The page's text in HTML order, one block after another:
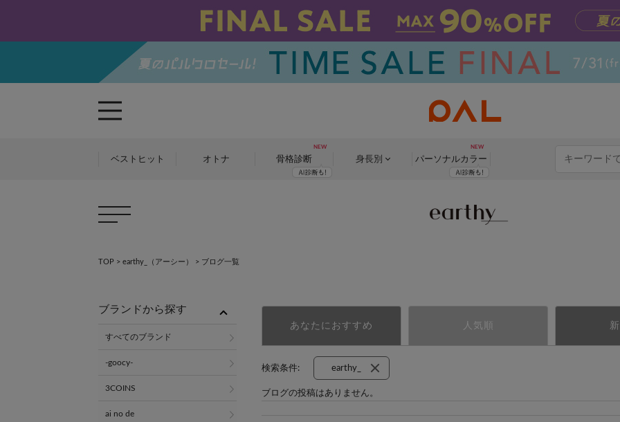
ベストヒット オトナ 骨格診断 身長別 パーソナルカラー
TOP > earthy_（アーシー） > ブログ一覧
あなたにおすすめ 人気順
検索条件: earthy_
ブログの投稿はありません。
ブランドから探す
すべてのブランド
-goocy-
3COINS
ai no de